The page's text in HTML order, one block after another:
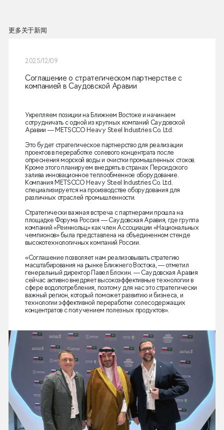
更多关于新闻
2025/12/09
Соглашение о стратегическом партнерстве с
компанией в Саудовской Аравии
Укрепляем позиции на Ближнем Востоке и начинаем
сотрудничать с одной из крупных компаний Саудовской
Аравии — METSCCO Heavy Steel Industries Co. Ltd.
Это будет стратегическое партнерство для реализации
проектов в переработке солевого концентрата после
опреснения морской воды и очистки промышленных стоков.
Кроме этого планируем внедрять в странах Персидского
залива инновационное теплообменное оборудование.
Компания METSCCO Heavy Steel Industries Co. Ltd.
специализируется на производстве оборудования для
различных отраслей промышленности.
Стратегически важная встреча с партнерами прошла на
площадке Форума Россия — Саудовская Аравия, где группа
компаний «Реиннольц» как член Ассоциации «Национальных
чемпионов» была представлена на объединенном стенде
высокотехнологичных компаний России.
«Соглашение позволяет нам реализовывать стратегию
масштабирования на рынке Ближнего Востока, — отметил
генеральный директор Павел Блохин. — Саудовская Аравия
сейчас активно внедряет высокоэффективные технологии в
сфере водопотребления, поэтому для нас это стратегически
важный регион, который поможет развитию и бизнеса, и
технологии эффективной переработки солесодержащих
концентратов с получением полезных продуктов».